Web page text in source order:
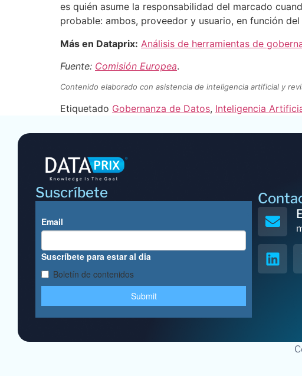
es quién asume la responsabilidad del marcado
probable: ambos, proveedor y usuario, en función
Más en Dataprix: Análisis de herramientas de
Fuente: Comisión Europea.
Contenido elaborado con asistencia de inteligencia artificial y
Etiquetado Gobernanza de Datos, Inteligencia
Suscríbete